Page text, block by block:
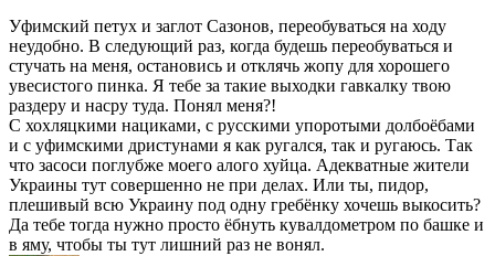
Уфимский петух и заглот Сазонов, переобуваться на ходу
неудобно. В следующий раз, когда будешь переобуваться и
стучать на меня, остановись и отклячь жопу для хорошего
увесистого пинка. Я тебе за такие выходки гавкалку твою
раздеру и насру туда. Понял меня?!
С хохляцкими нациками, с русскими упоротыми долбоёбами
и с уфимскими дристунами я как ругался, так и ругаюсь. Так
что засоси поглубже моего алого хуйца. Адекватные жители
Украины тут совершенно не при делах. Или ты, пидор,
плешивый всю Украину под одну гребёнку хочешь выкосить?
Да тебе тогда нужно просто ёбнуть кувалдометром по башке и
в яму, чтобы ты тут лишний раз не вонял.